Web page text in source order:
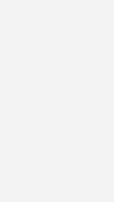
von
Die Norm legt